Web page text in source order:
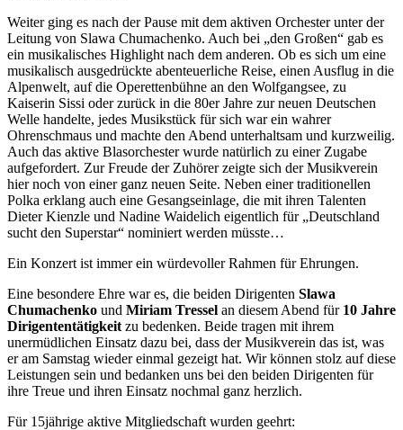
Weiter ging es nach der Pause mit dem aktiven Orchester unter der
Leitung von Slawa Chumachenko. Auch bei „den Großen“ gab es
ein musikalisches Highlight nach dem anderen. Ob es sich um eine
musikalisch ausgedrückte abenteuerliche Reise, einen Ausflug in die
Alpenwelt, auf die Operettenbühne an den Wolfgangsee, zu
Kaiserin Sissi oder zurück in die 80er Jahre zur neuen Deutschen
Welle handelte, jedes Musikstück für sich war ein wahrer
Ohrenschmaus und machte den Abend unterhaltsam und kurzweilig.
Auch das aktive Blasorchester wurde natürlich zu einer Zugabe
aufgefordert. Zur Freude der Zuhörer zeigte sich der Musikverein
hier noch von einer ganz neuen Seite. Neben einer traditionellen
Polka erklang auch eine Gesangseinlage, die mit ihren Talenten
Dieter Kienzle und Nadine Waidelich eigentlich für „Deutschland
sucht den Superstar“ nominiert werden müsste…
Ein Konzert ist immer ein würdevoller Rahmen für Ehrungen.
Eine besondere Ehre war es, die beiden Dirigenten Slawa
Chumachenko und Miriam Tressel an diesem Abend für 10 Jahre
Dirigententätigkeit zu bedenken. Beide tragen mit ihrem
unermüdlichen Einsatz dazu bei, dass der Musikverein das ist, was
er am Samstag wieder einmal gezeigt hat. Wir können stolz auf diese
Leistungen sein und bedanken uns bei den beiden Dirigenten für
ihre Treue und ihren Einsatz nochmal ganz herzlich.
Für 15jährige aktive Mitgliedschaft wurden geehrt: